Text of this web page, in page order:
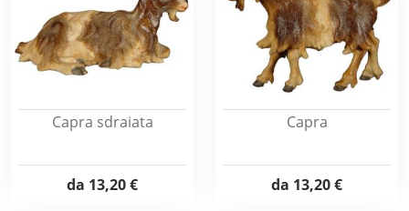
Capra sdraiata
da 13,20 €
Capra
da 13,20 €